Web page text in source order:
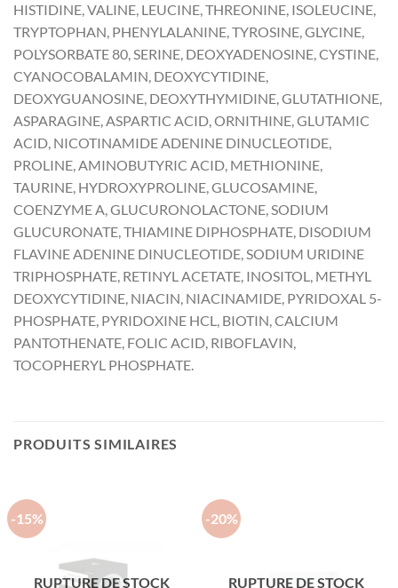
HISTIDINE, VALINE, LEUCINE, THREONINE, ISOLEUCINE,
TRYPTOPHAN, PHENYLALANINE, TYROSINE, GLYCINE,
POLYSORBATE 80, SERINE, DEOXYADENOSINE, CYSTINE,
CYANOCOBALAMIN, DEOXYCYTIDINE,
DEOXYGUANOSINE, DEOXYTHYMIDINE, GLUTATHIONE,
ASPARAGINE, ASPARTIC ACID, ORNITHINE, GLUTAMIC
ACID, NICOTINAMIDE ADENINE DINUCLEOTIDE,
PROLINE, AMINOBUTYRIC ACID, METHIONINE,
TAURINE, HYDROXYPROLINE, GLUCOSAMINE,
COENZYME A, GLUCURONOLACTONE, SODIUM
GLUCURONATE, THIAMINE DIPHOSPHATE, DISODIUM
FLAVINE ADENINE DINUCLEOTIDE, SODIUM URIDINE
TRIPHOSPHATE, RETINYL ACETATE, INOSITOL, METHYL
DEOXYCYTIDINE, NIACIN, NIACINAMIDE, PYRIDOXAL 5-
PHOSPHATE, PYRIDOXINE HCL, BIOTIN, CALCIUM
PANTOTHENATE, FOLIC ACID, RIBOFLAVIN,
TOCOPHERYL PHOSPHATE.
PRODUITS SIMILAIRES
-15%
RUPTURE DE STOCK
-20%
RUPTURE DE STOCK